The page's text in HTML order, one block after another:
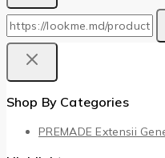
Shop By Categories
PREMADE Extensii